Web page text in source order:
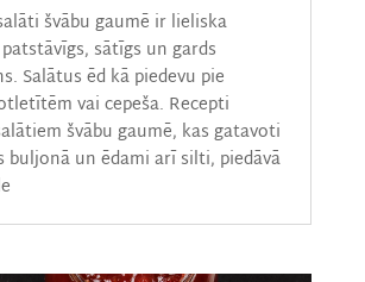
švābu gaumē ir lieliska
sātīgs un gards
Salātus ēd kā piedevu pie
vai cepeša. Recepti
švābu gaumē, kas gatavoti
buljonā un ēdami arī silti, piedāvā